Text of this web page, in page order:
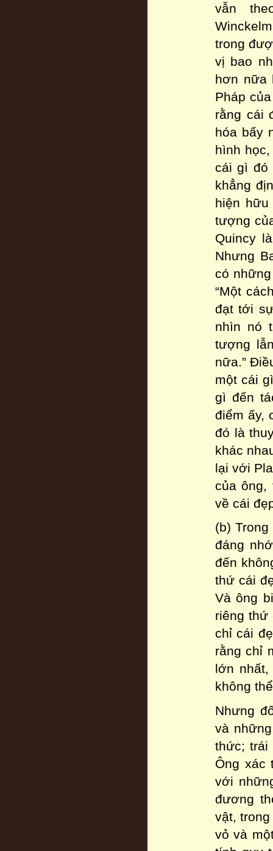
vẫn
trong
vị bao
hơn nữa
Pháp
rằng cái
hóa bấy
hình
cái gì đó
khẳng
hiện
tượng
Quincy
Nhưng
có
“Một
đạt tới
nhìn nó
tượng
nữa.”
một cái
gì đến
điểm ấy,
đó là
khác
lại với
của ông,
về cái
(b) Trong
đáng
đến
thứ cái
Và ông
riêng thứ
chỉ cái
rằng chỉ
lớn
không
Nhưng
và
thức; trái
Ông xác
với
đương
vật,
vỏ và